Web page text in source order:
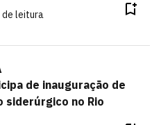
de leitura
de inauguração de
siderúrgico no Rio